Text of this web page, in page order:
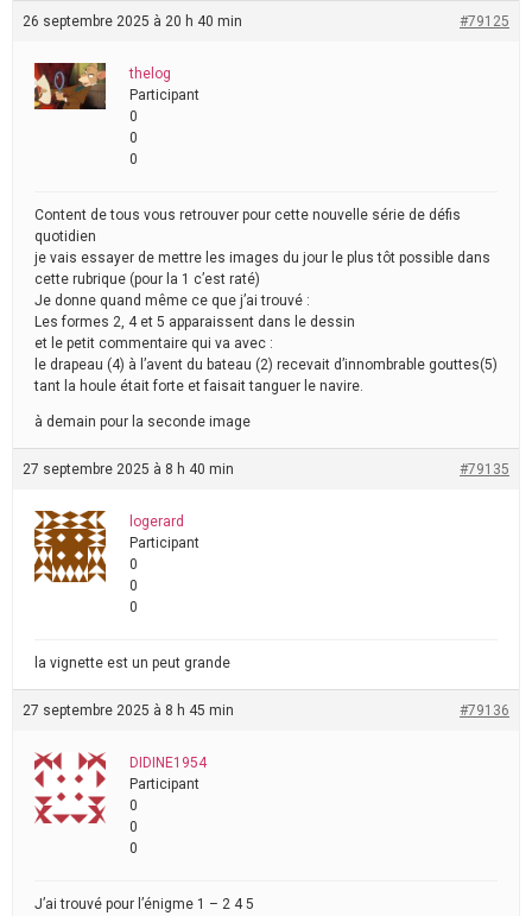
26 septembre 2025 à 20 h 40 min #79125
thelog
Participant
0
0
0
Content de tous vous retrouver pour cette nouvelle série de défis
quotidien
je vais essayer de mettre les images du jour le plus tôt possible dans
cette rubrique (pour la 1 c’est raté)
Je donne quand même ce que j’ai trouvé :
Les formes 2, 4 et 5 apparaissent dans le dessin
et le petit commentaire qui va avec :
le drapeau (4) à l’avent du bateau (2) recevait d’innombrable gouttes(5)
tant la houle était forte et faisait tanguer le navire.
à demain pour la seconde image
27 septembre 2025 à 8 h 40 min #79135
logerard
Participant
0
0
0
la vignette est un peut grande
27 septembre 2025 à 8 h 45 min #79136
DIDINE1954
Participant
0
0
0
J’ai trouvé pour l’énigme 1 – 2 4 5